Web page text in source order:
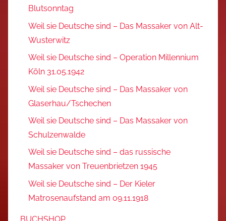
Blutsonntag
Weil sie Deutsche sind – Das Massaker von Alt-
Wusterwitz
Weil sie Deutsche sind – Operation Millennium
Köln 31.05.1942
Weil sie Deutsche sind – Das Massaker von
Glaserhau/Tschechen
Weil sie Deutsche sind – Das Massaker von
Schulzenwalde
Weil sie Deutsche sind – das russische
Massaker von Treuenbrietzen 1945
Weil sie Deutsche sind – Der Kieler
Matrosenaufstand am 09.11.1918